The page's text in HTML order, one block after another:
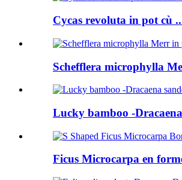
Cycas revoluta in pot cù
Schefflera microphylla
Lucky bamboo -
Ficus Microcarpa en